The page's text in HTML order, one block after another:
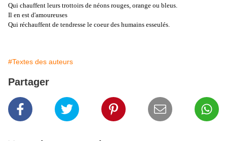
Qui chauffent leurs trottoirs de néons rouges, orange ou bleus.
Il en est d'amoureuses
Qui réchauffent de tendresse le coeur des humains esseulés.
#Textes des auteurs
Partager